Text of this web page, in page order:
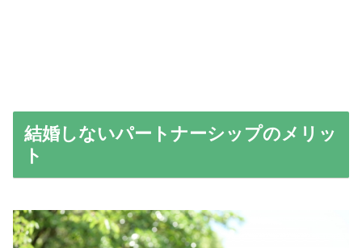
結婚しないパートナーシップのメリッ
ト